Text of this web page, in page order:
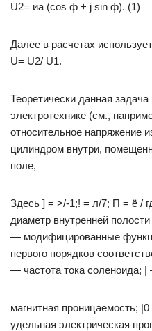
U2= иа (cos ф + j sin ф). (1)
Далее в расчетах
U= U2/ U1.
Теоретически данная
электротехнике (см.,
относительное напряжение
цилиндром внутри,
поле,
Здесь ] = >/-1;! = л/7; П = ё /
диаметр внутренней
— модифицированные
первого порядков
— частота тока соленоида;
магнитная проницаемость;
удельная электрическая